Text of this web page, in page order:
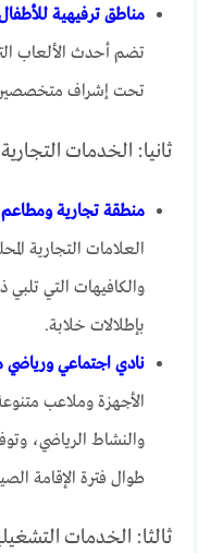
مناطق ترفيهية
تضم أحدث الألعاب
تحت إشراف
ثانيا: الخدمات
منطقة تجارية
العلامات التجارية
والكافيهات التي
بإطلالات خلابة.
نادي اجتماعي ورياضي
الأجهزة وملاعب
والنشاط الرياضي،
طوال فترة الإقامة
ثالثا: الخدمات